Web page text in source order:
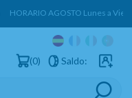
HORARIO AGOSTO Lunes a
0 Saldo: